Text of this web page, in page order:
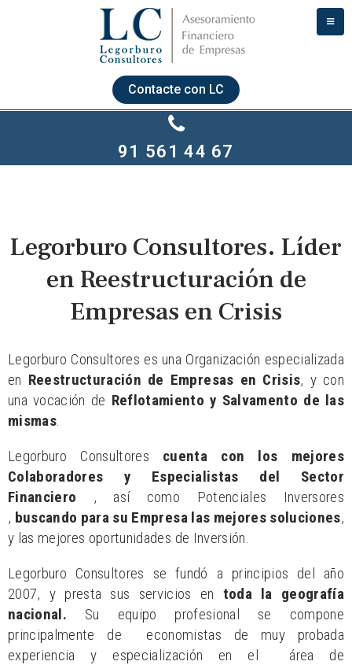
Contacte con LC
91 561 44 67
Legorburo Consultores. Líder
en Reestructuración de
Empresas en Crisis
Legorburo Consultores es una Organización especializada
en Reestructuración de Empresas en Crisis, y con
una vocación de Reflotamiento y Salvamento de las
mismas.
Legorburo Consultores cuenta con los mejores
Colaboradores y Especialistas del Sector
Financiero , así como Potenciales Inversores
, buscando para su Empresa las mejores soluciones,
y las mejores oportunidades de Inversión.
Legorburo Consultores se fundó a principios del año
2007, y presta sus servicios en toda la geografía
nacional. Su equipo profesional se compone
principalmente de economistas de muy probada
experiencia y especialización en el área de